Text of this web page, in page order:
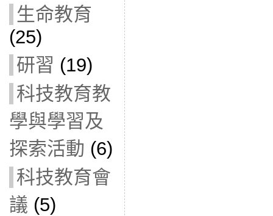
生命教育
(25)
研習 (19)
科技教育教
學與學習及
探索活動 (6)
科技教育會
議 (5)